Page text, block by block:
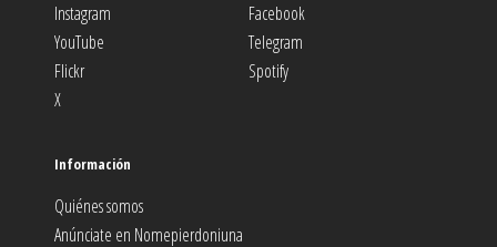
Instagram
Facebook
YouTube
Telegram
Flickr
Spotify
X
Información
Quiénes somos
Anúnciate en Nomepierdoniuna